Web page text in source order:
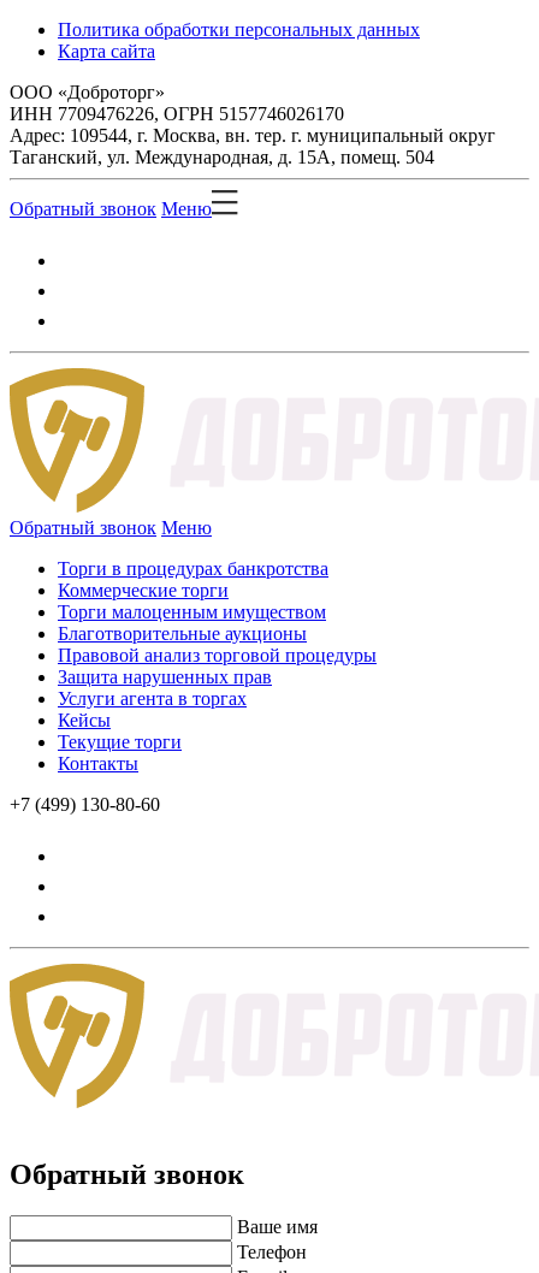
Политика обработки персональных данных
Карта сайта
ООО «Доброторг»
ИНН 7709476226, ОГРН 5157746026170
Адрес: 109544, г. Москва, вн. тер. г. муниципальный округ
Таганский, ул. Международная, д. 15А, помещ. 504
Обратный звонок Меню
Обратный звонок Меню
Торги в процедурах банкротства
Коммерческие торги
Торги малоценным имуществом
Благотворительные аукционы
Правовой анализ торговой процедуры
Защита нарушенных прав
Услуги агента в торгах
Кейсы
Текущие торги
Контакты
+7 (499) 130-80-60
Обратный звонок
Ваше имя
Телефон